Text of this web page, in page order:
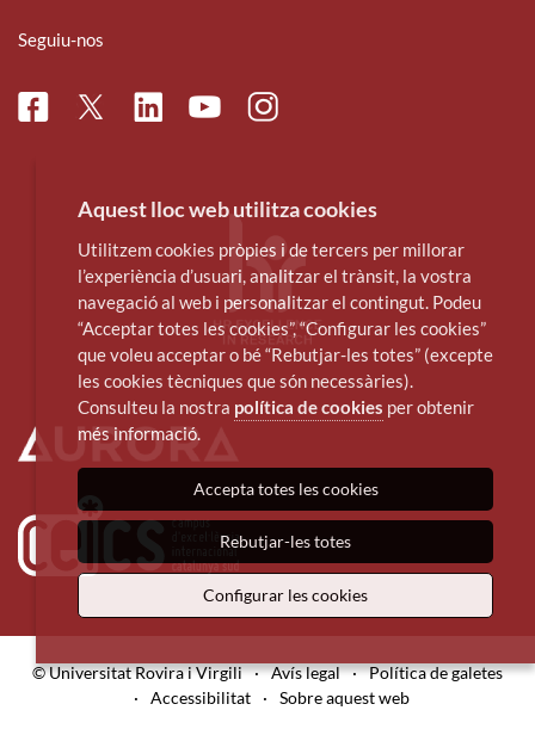
Seguiu-nos
FacebookTwitterLinkedinYoutubeInstagram
© Universitat Rovira i Virgili · Avís legal · Política de galetes
·
Accessibilitat · Sobre aquest web
Aquest lloc web utilitza cookies
Utilitzem cookies pròpies i de tercers per millorar
l’experiència d’usuari, analitzar el trànsit, la vostra
navegació al web i personalitzar el contingut. Podeu
“Acceptar totes les cookies”, “Configurar les cookies”
que voleu acceptar o bé “Rebutjar-les totes” (excepte
les cookies tècniques que són necessàries).
Consulteu la nostra política de cookies per obtenir
més informació.
Accepta totes les cookies
Rebutjar-les totes
Configurar les cookies